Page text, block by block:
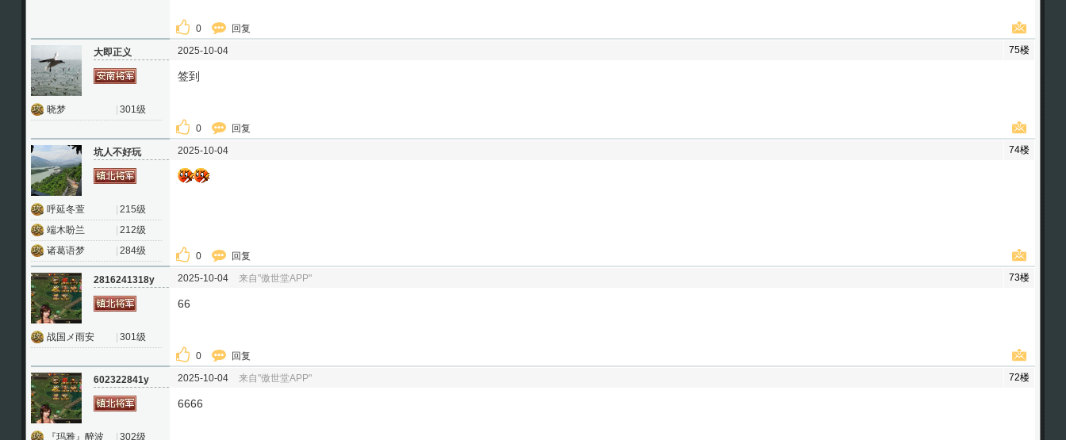
0 回复
大即正义
晓梦 301级
75楼
2025-10-04
签到
0 回复
坑人不好玩
呼延冬萱
215级
端木盼兰
212级
诸葛语梦
284级
74楼
2025-10-04
0 回复
2816241318y
战国メ雨安 301级
73楼
2025-10-04 来自"傲世堂APP"
66
0 回复
602322841y
『玛雅』醉波 302级
72楼
2025-10-04 来自"傲世堂APP"
6666